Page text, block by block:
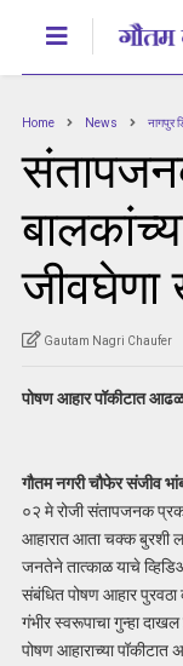
Home News नागपुर
Gautam Nagri Chaufer
पोषण आहार पॉकीटात
गौतम नगरी चौफेर संजीव
०२ मे रोजी संतापजनक
आहारात आता चक्क
जनतेने तात्काळ याचे
संबंधित पोषण आहार पुरवठा
गंभीर स्वरूपाचा गुन्हा
पोषण आहाराच्या पॉकीटात